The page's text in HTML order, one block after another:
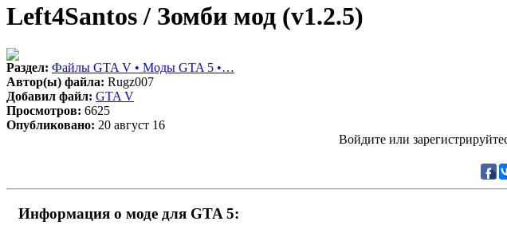
Left4Santos / Зомби мод (v1.2.5)
Раздел: Файлы GTA V • Моды GTA 5 •…
Автор(ы) файла: Rugz007
Добавил файл: GTA V
Просмотров: 6625
Опубликовано: 20 август 16
Войдите или
Информация о моде для GTA 5: